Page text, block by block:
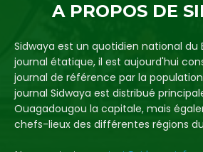
A PROPOS DE
Sidwaya est un quotidien national du
journal étatique, il est aujourd'hui
journal de référence par la population
journal Sidwaya est distribué
Ouagadougou la capitale, mais
chefs-lieux des différentes régions du